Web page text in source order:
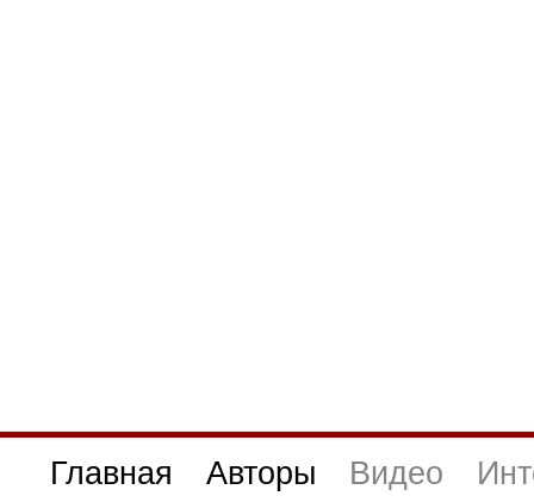
Главная Авторы Видео